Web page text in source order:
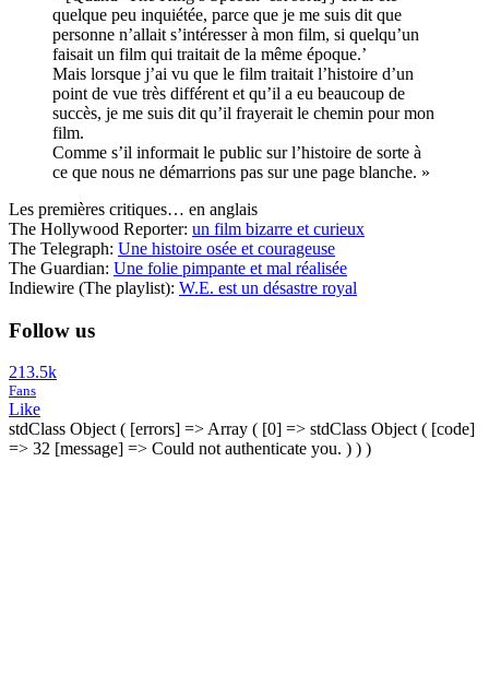
quelque peu inquiétée, parce que je me suis dit que
personne n’allait s’intéresser à mon film, si quelqu’un
faisait un film qui traitait de la même époque.’
Mais lorsque j’ai vu que le film traitait l’histoire d’un
point de vue très différent et qu’il a eu beaucoup de
succès, je me suis dit qu’il frayerait le chemin pour mon
film.
Comme s’il informait le public sur l’histoire de sorte à
ce que nous ne démarrions pas sur une page blanche. »
Les premières critiques… en anglais
The Hollywood Reporter: un film bizarre et curieux
The Telegraph: Une histoire osée et courageuse
The Guardian: Une folie pimpante et mal réalisée
Indiewire (The playlist): W.E. est un désastre royal
Follow us
213.5k
Fans
Like
stdClass Object ( [errors] => Array ( [0] => stdClass Object ( [code]
=> 32 [message] => Could not authenticate you. ) ) )